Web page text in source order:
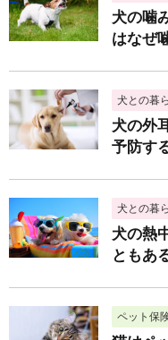
犬の噛
はなぜ
犬との暮
犬の外
予防す
犬との暮
犬の熱
ともあ
ペット保